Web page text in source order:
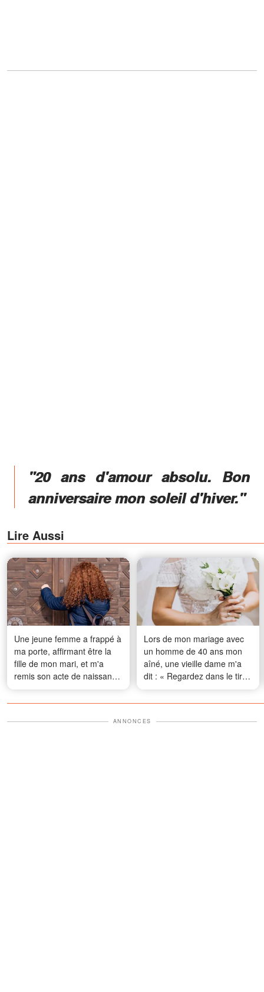
"20 ans d'amour absolu. Bon
anniversaire mon soleil d'hiver."
Lire Aussi
Une jeune femme a frappé à
ma porte, affirmant être la
fille de mon mari, et m'a
remis son acte de naissance
– Le nom de la mère ne
m'était pas familier
Lors de mon mariage avec
un homme de 40 ans mon
aîné, une vieille dame m'a
dit : « Regardez dans le tiroir
du bas de son bureau avant
votre lune de miel… sinon,
amèrement. »
ANNONCES